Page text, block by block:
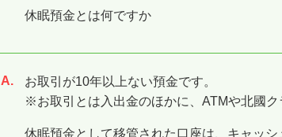
休眠預金とは何ですか
回答
お取引が10年以上ない預金です。
※お取引とは入出金のほかに、ATMや北國
休眠預金として移管された口座は、キャッ